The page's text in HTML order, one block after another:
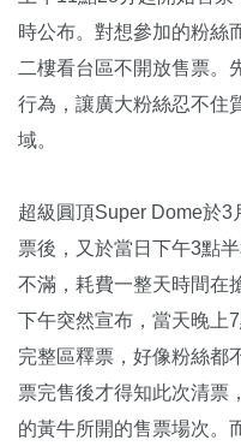
時公布。對想參加的粉絲
二樓看台區不開放售票。
行為，讓廣大粉絲忍不住
域。
超級圓頂Super Dome於3
票後，又於當日下午3點
不滿，耗費一整天時間在
下午突然宣布，當天晚上
完整區釋票，好像粉絲都
票完售後才得知此次清票
的黃牛所開的售票場次。